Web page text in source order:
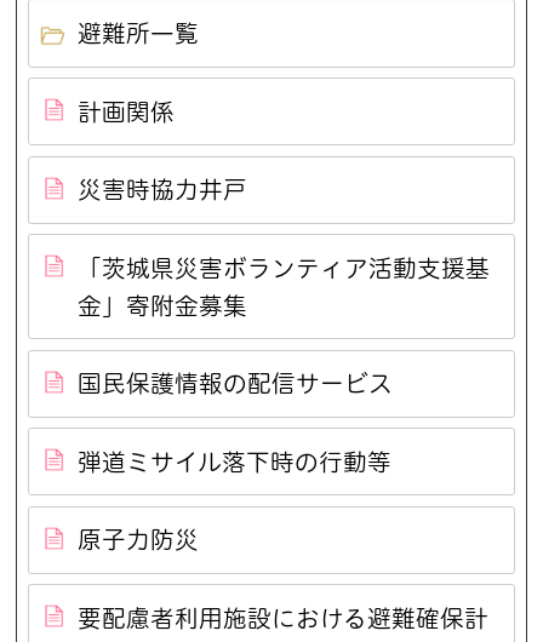
避難所一覧
計画関係
災害時協力井戸
「茨城県災害ボランティア活動支援基
金」寄附金募集
国民保護情報の配信サービス
弾道ミサイル落下時の行動等
原子力防災
要配慮者利用施設における避難確保計